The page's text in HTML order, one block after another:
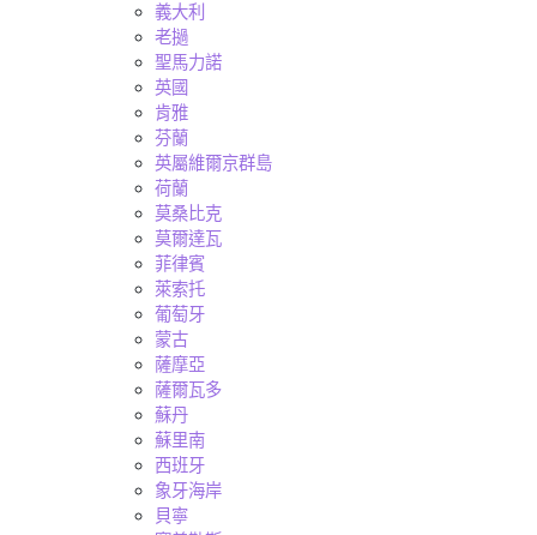
義大利
老撾
聖馬力諾
英國
肯雅
芬蘭
英屬維爾京群島
荷蘭
莫桑比克
莫爾達瓦
菲律賓
萊索托
葡萄牙
蒙古
薩摩亞
薩爾瓦多
蘇丹
蘇里南
西班牙
象牙海岸
貝寧